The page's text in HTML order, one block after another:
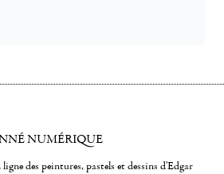
NUMÉRIQUE
des peintures, pastels et dessins d'Edgar